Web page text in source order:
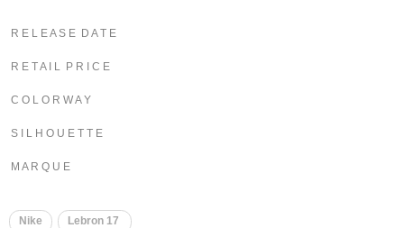
R E L E A S E D A T E
R E T A I L P R I C E
C O L O R W A Y
S I L H O U E T T E
M A R Q U E
Nike Lebron 17